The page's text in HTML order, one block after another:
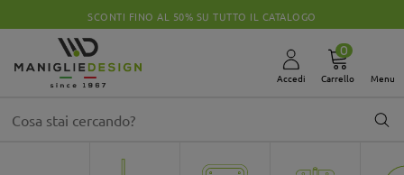
SCONTI FINO AL 50% SU TUTTO IL CATALOGO
Accedi
0
Carrello Menu